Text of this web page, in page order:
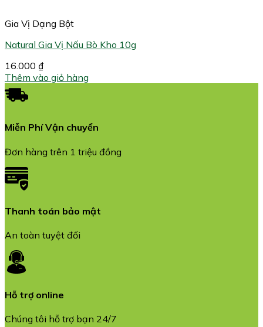
Gia Vị Dạng Bột
Natural Gia Vị Nấu Bò Kho 10g
16.000 ₫
Thêm vào giỏ hàng
Miễn Phí Vận chuyển
Đơn hàng trên 1 triệu đồng
Thanh toán bảo mật
An toàn tuyệt đối
Hỗ trợ online
Chúng tôi hỗ trợ bạn 24/7